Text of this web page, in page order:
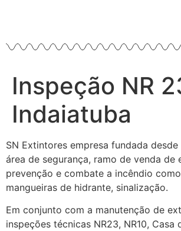
Inspeção NR
Indaiatuba
SN Extintores empresa fundada
área de segurança, ramo de venda de
prevenção e combate a incêndio
mangueiras de hidrante, sinalização.
Em conjunto com a manutenção de
inspeções técnicas NR23, NR10, Casa